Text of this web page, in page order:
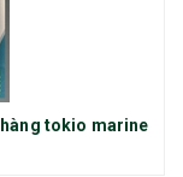
tokio marine